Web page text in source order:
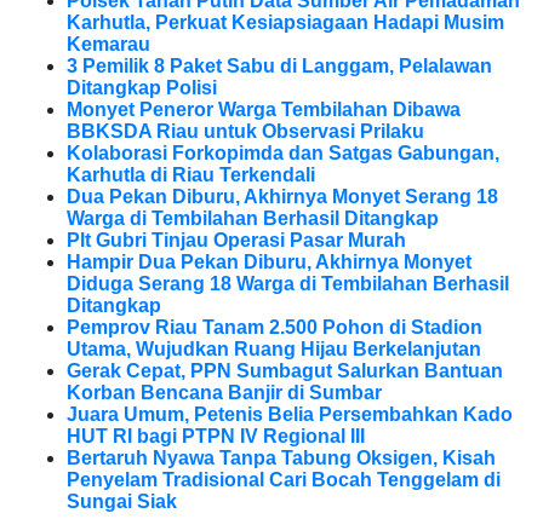
Karhutla, Perkuat Kesiapsiagaan Hadapi Musim
Kemarau
3 Pemilik 8 Paket Sabu di Langgam, Pelalawan
Ditangkap Polisi
Monyet Peneror Warga Tembilahan Dibawa
BBKSDA Riau untuk Observasi Prilaku
Kolaborasi Forkopimda dan Satgas Gabungan,
Karhutla di Riau Terkendali
Dua Pekan Diburu, Akhirnya Monyet Serang 18
Warga di Tembilahan Berhasil Ditangkap
Plt Gubri Tinjau Operasi Pasar Murah
Hampir Dua Pekan Diburu, Akhirnya Monyet
Diduga Serang 18 Warga di Tembilahan Berhasil
Ditangkap
Pemprov Riau Tanam 2.500 Pohon di Stadion
Utama, Wujudkan Ruang Hijau Berkelanjutan
Gerak Cepat, PPN Sumbagut Salurkan Bantuan
Korban Bencana Banjir di Sumbar
Juara Umum, Petenis Belia Persembahkan Kado
HUT RI bagi PTPN IV Regional III
Bertaruh Nyawa Tanpa Tabung Oksigen, Kisah
Penyelam Tradisional Cari Bocah Tenggelam di
Sungai Siak